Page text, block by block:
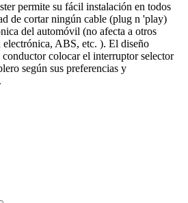
permite su fácil instalación en todos
de cortar ningún cable (plug n 'play)
del automóvil (no afecta a otros
electrónica, ABS, etc. ). El diseño
colocar el interruptor selector
según sus preferencias y